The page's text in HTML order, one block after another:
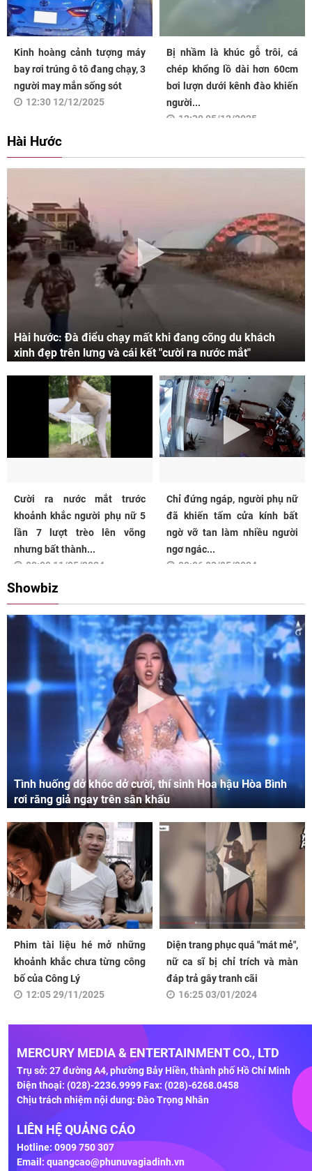
Kinh hoàng cảnh tượng máy
bay rơi trúng ô tô đang chạy, 3
người may mắn sống sót
12:30 12/12/2025
Bị nhầm là khúc gỗ trôi, cá
chép khổng lồ dài hơn 60cm
bơi lượn dưới kênh đào khiến
người...
12:30 05/12/2025
Hài Hước
Hài hước: Đà điểu chạy mất khi đang cõng du khách
xinh đẹp trên lưng và cái kết "cười ra nước mắt"
Cười ra nước mắt trước
khoảnh khắc người phụ nữ 5
lần 7 lượt trèo lên võng
nhưng bất thành...
08:00 11/05/2024
Chỉ đứng ngáp, người phụ nữ
đã khiến tấm cửa kính bất
ngờ vỡ tan làm nhiều người
ngơ ngác...
09:06 03/05/2024
Showbiz
Tình huống dở khóc dở cười, thí sinh Hoa hậu Hòa Bình
rơi răng giả ngay trên sân khấu
Phim tài liệu hé mở những
khoảnh khắc chưa từng công
bố của Công Lý
12:05 29/11/2025
Diện trang phục quá "mát mẻ",
nữ ca sĩ bị chỉ trích và màn
đáp trả gây tranh cãi
16:25 03/01/2024
MERCURY MEDIA & ENTERTAINMENT CO., LTD
Trụ sở: 27 đường A4, phường Bảy Hiền, thành phố Hồ Chí Minh
Điện thoại: (028)-2236.9999 Fax: (028)-6268.0458
Chịu trách nhiệm nội dung: Đào Trọng Nhân
LIÊN HỆ QUẢNG CÁO
Hotline: 0909 750 307
Email: quangcao@phunuvagiadinh.vn